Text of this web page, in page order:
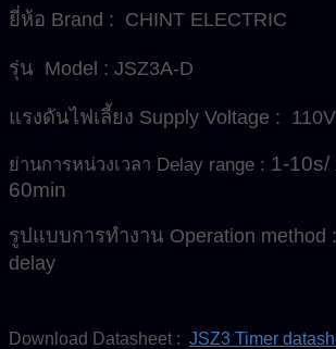
ยี่ห้อ Brand : CHINT ELECTRIC
รุ่น Model : JSZ3A-D
แรงดันไฟเลี้ยง Supply Voltage : 110V
ย่านการหน่วงเวลา Delay range : 1-10s/
60min
รูปแบบการทำงาน Operation method
delay
Download Datasheet : JSZ3 Timer